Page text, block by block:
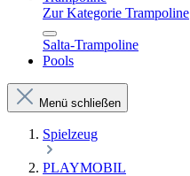
Zur Kategorie Trampoline
Salta-Trampoline
Pools
Menü schließen
Spielzeug
PLAYMOBIL